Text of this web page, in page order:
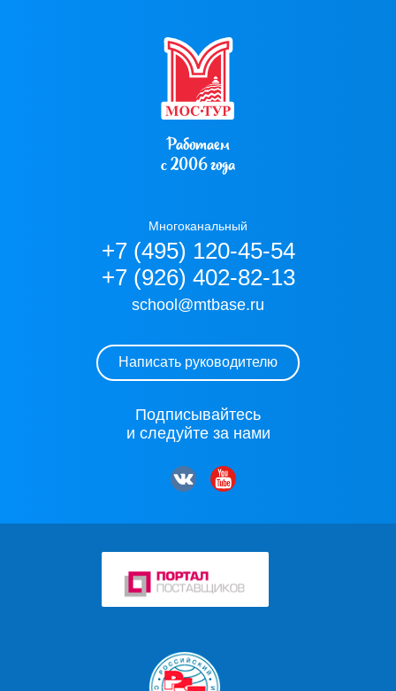
Работаем
с 2006 года
Многоканальный
+7 (495) 120-45-54
+7 (926) 402-82-13
school@mtbase.ru
Написать руководителю
Подписывайтесь
и следуйте за нами